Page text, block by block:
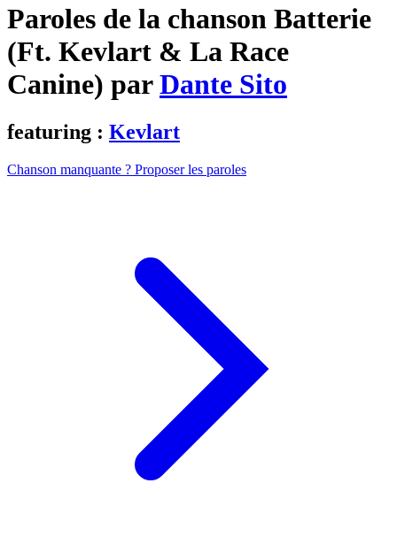
Paroles de la chanson Batterie
(Ft. Kevlart & La Race
Canine) parDante Sito
featuring : Kevlart
Chanson manquante ? Proposer les paroles